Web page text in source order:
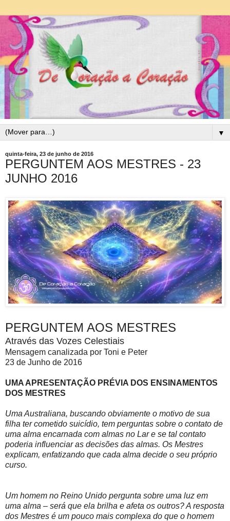
▼
quinta-feira, 23 de junho de 2016
PERGUNTEM AOS MESTRES - 23
JUNHO 2016
PERGUNTEM AOS MESTRES
Através das Vozes Celestiais
Mensagem canalizada por Toni e Peter
23 de Junho de 2016
UMA APRESENTAÇÃO PRÉVIA DOS ENSINAMENTOS
DOS MESTRES
Uma Australiana, buscando obviamente o motivo de sua
filha ter cometido suicídio, tem perguntas sobre o contato de
uma alma encarnada com almas no Lar e se tal contato
poderia influenciar as decisões das almas. Os Mestres
explicam, enfatizando que cada alma decide o seu próprio
curso.
Um homem no Reino Unido pergunta sobre uma luz em
uma alma – será que ela brilha e afeta os outros? A resposta
dos Mestres é um pouco mais complexa do que o homem